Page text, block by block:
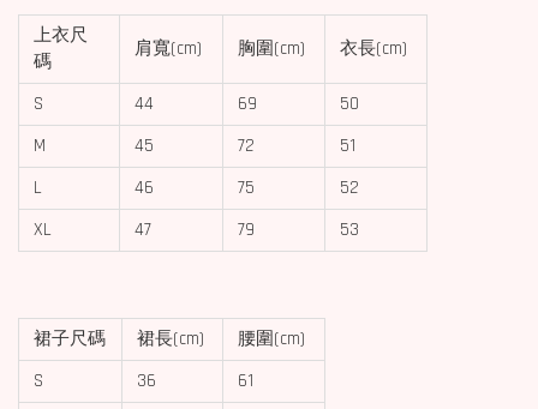
上衣尺
碼
肩寬(cm) 胸圍(cm) 衣長(cm)
S 44 69
50
M
45 72
51
L
46 75
52
XL
47 79 53
裙子尺碼 裙長(cm)
腰圍(cm)
S
36
61